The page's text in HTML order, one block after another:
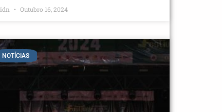
idn Outubro 16, 2024
NOTÍCIAS